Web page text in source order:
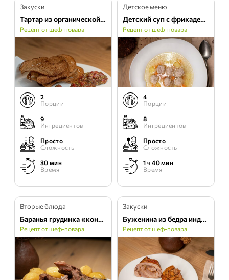
Закуски
Тартар из органической говядины
Рецепт от шеф-повара
2
Порции
9
Ингредиентов
Просто
Сложность
30 мин
Время
Детское меню
Детский суп с фрикадельками из индейки
Рецепт от шеф-повара
4
Порции
8
Ингредиентов
Просто
Сложность
1 ч 40 мин
Время
Вторые блюда
Баранья грудинка «конфи» с картофелем
Рецепт от шеф-повара
Закуски
Буженина из бедра индейки
Рецепт от шеф-повара